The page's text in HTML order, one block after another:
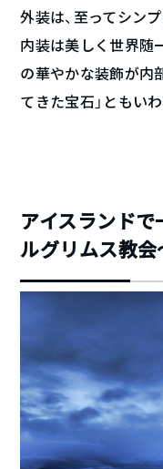
外装は、至ってシン
内装は美しく世界随
の華やかな装飾が内
てきた宝石」ともい
アイスランド
ルグリムス教会